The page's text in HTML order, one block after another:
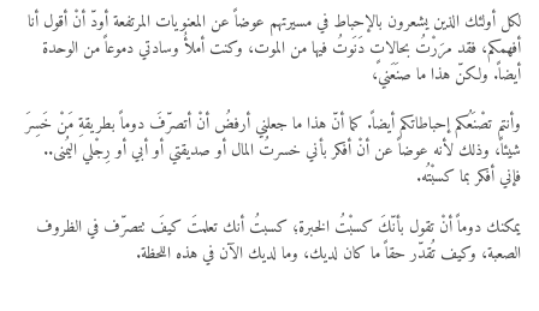
لكل أولئك الذين يشعرون بالإحباط في مسيرتهم عوضاً عن المعنويات المرتفعة أودّ أنْ أقول أنا
أفهمكم، فقد مرَرْتُ بحالاتٍ دَنَوتُ فيها من الموت، وكنت أملأُ وسادتي دموعاً من الوحدة
أيضاً. ولكنّ هذا ما صنَعَني،
وأنتم تصْنَعُكم إحباطاتكم أيضاً. كما أنّ هذا ما جعلني أرفضُ أنْ أتصرّفَ دوماً بطريقةِ مَنْ خَسِرَ
شيئاً، وذلك لأنه عوضاً عن أنْ أفكر بأني خسرتُ المال أو صديقتي أو أبي أو رِجْلي اليُمنى..
فإني أفكر بما كسبْتُه.
يمكنك دوماً أنْ تقول بأنّكَ كسبْتُ الخبرة؛ كسبتُ أنك تعلمتَ كيفَ تتصرّف في الظروف
الصعبة، وكيف تُقدّر حقاً ما كان لديك، وما لديك الآن في هذه اللحظة.